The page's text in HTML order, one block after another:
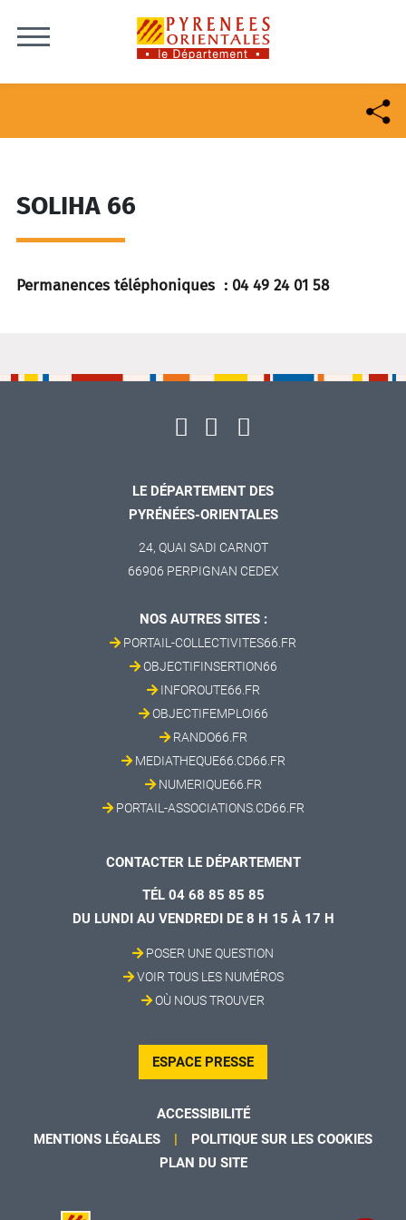
SOLIHA 66
Permanences téléphoniques : 04 49 24 01 58
LE DÉPARTEMENT DES
PYRÉNÉES-ORIENTALES
24, QUAI SADI CARNOT
66906 PERPIGNAN CEDEX
NOS AUTRES SITES :
PORTAIL-COLLECTIVITES66.FR
OBJECTIFINSERTION66
INFOROUTE66.FR
OBJECTIFEMPLOI66
RANDO66.FR
MEDIATHEQUE66.CD66.FR
NUMERIQUE66.FR
PORTAIL-ASSOCIATIONS.CD66.FR
CONTACTER LE DÉPARTEMENT
TÉL 04 68 85 85 85
DU LUNDI AU VENDREDI DE 8 H 15 À 17 H
POSER UNE QUESTION
VOIR TOUS LES NUMÉROS
OÙ NOUS TROUVER
ESPACE PRESSE
ACCESSIBILITÉ
MENTIONS LÉGALES
POLITIQUE SUR LES COOKIES
PLAN DU SITE